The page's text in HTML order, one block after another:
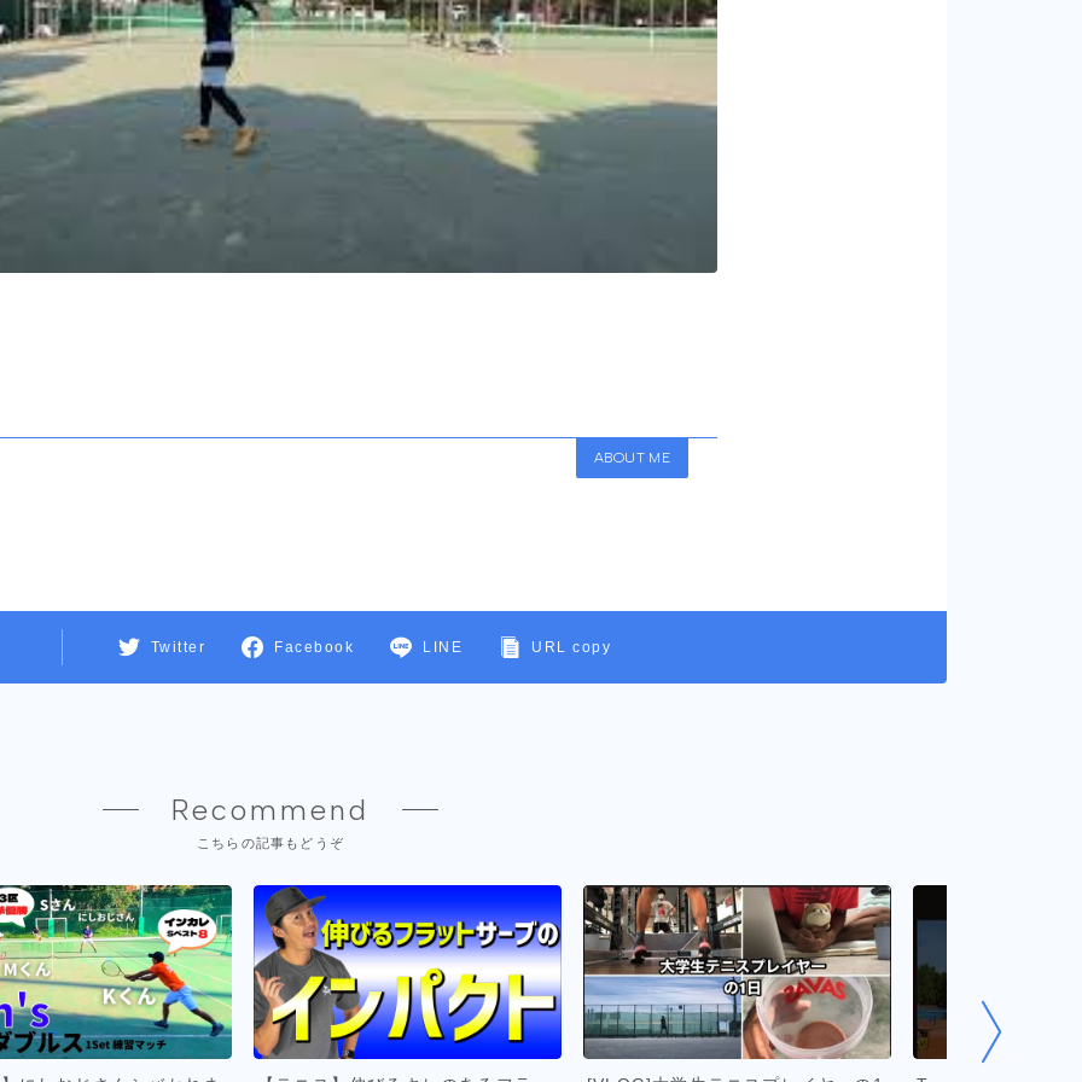
ABOUT ME
Twitter Facebook LINE URL copy
Recommend
こちらの記事もどうぞ